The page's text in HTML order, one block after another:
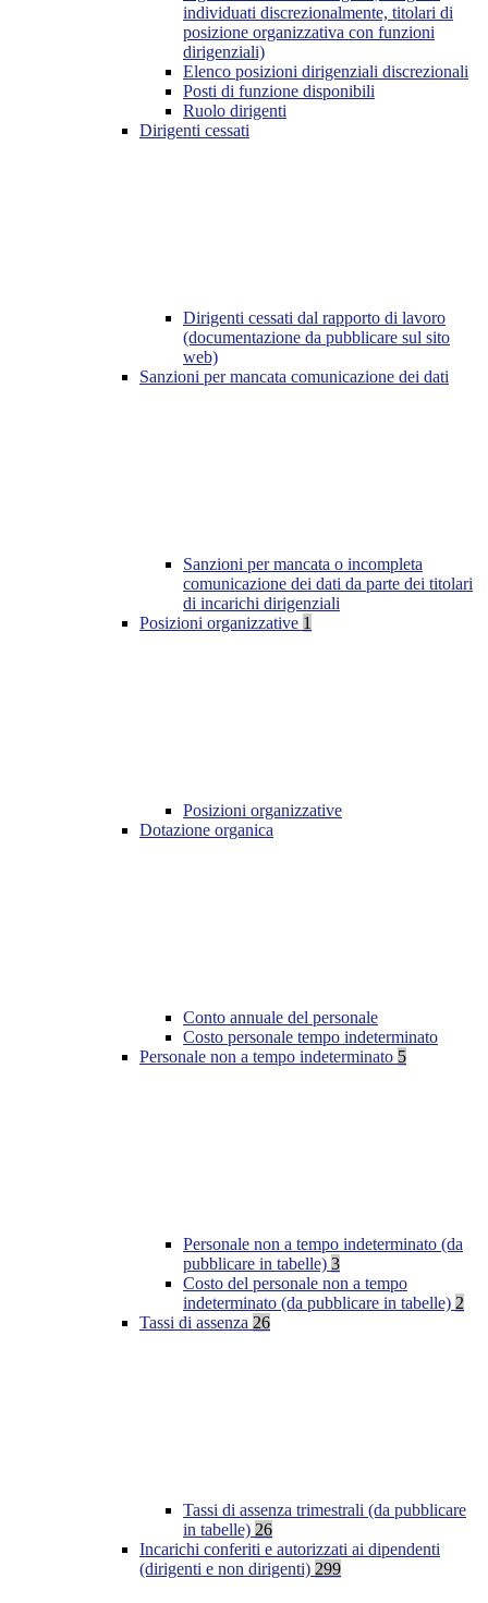
individuati discrezionalmente, titolari di
posizione organizzativa con funzioni
dirigenziali)
Elenco posizioni dirigenziali discrezionali
Posti di funzione disponibili
Ruolo dirigenti
Dirigenti cessati
Dirigenti cessati dal rapporto di lavoro
(documentazione da pubblicare sul sito
web)
Sanzioni per mancata comunicazione dei dati
Sanzioni per mancata o incompleta
comunicazione dei dati da parte dei titolari
di incarichi dirigenziali
Posizioni organizzative 1
Posizioni organizzative
Dotazione organica
Conto annuale del personale
Costo personale tempo indeterminato
Personale non a tempo indeterminato 5
Personale non a tempo indeterminato (da
pubblicare in tabelle) 3
Costo del personale non a tempo
indeterminato (da pubblicare in tabelle) 2
Tassi di assenza 26
Tassi di assenza trimestrali (da pubblicare
in tabelle) 26
Incarichi conferiti e autorizzati ai dipendenti
(dirigenti e non dirigenti) 299